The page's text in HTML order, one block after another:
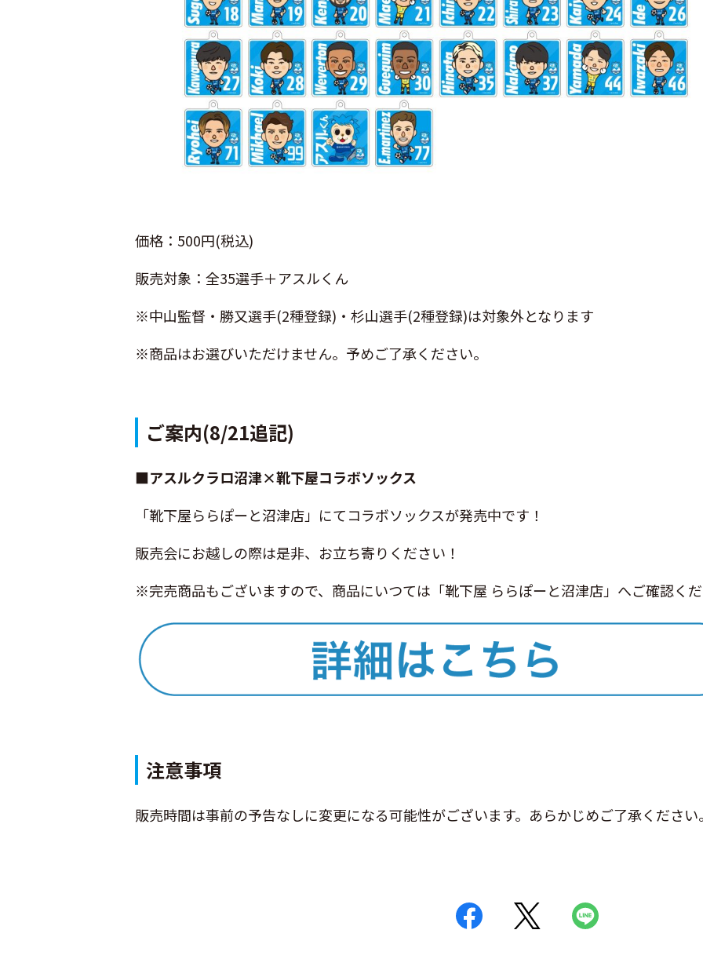
価格：500円(税込)
販売対象：全35選手＋アスルくん
※中山監督・勝又選手(2種登録)・杉山選手(2種登録)は対象外となります
※商品はお選びいただけません。予めご了承ください。
ご案内(8/21追記)
■アスルクラロ沼津×靴下屋コラボソックス
「靴下屋ららぽーと沼津店」にてコラボソックスが発売中です！
販売会にお越しの際は是非、お立ち寄りください！
※完売商品もございますので、商品にいつては「靴下屋 ららぽーと沼津店」へご確認くだ
注意事項
販売時間は事前の予告なしに変更になる可能性がございます。あらかじめご了承ください。